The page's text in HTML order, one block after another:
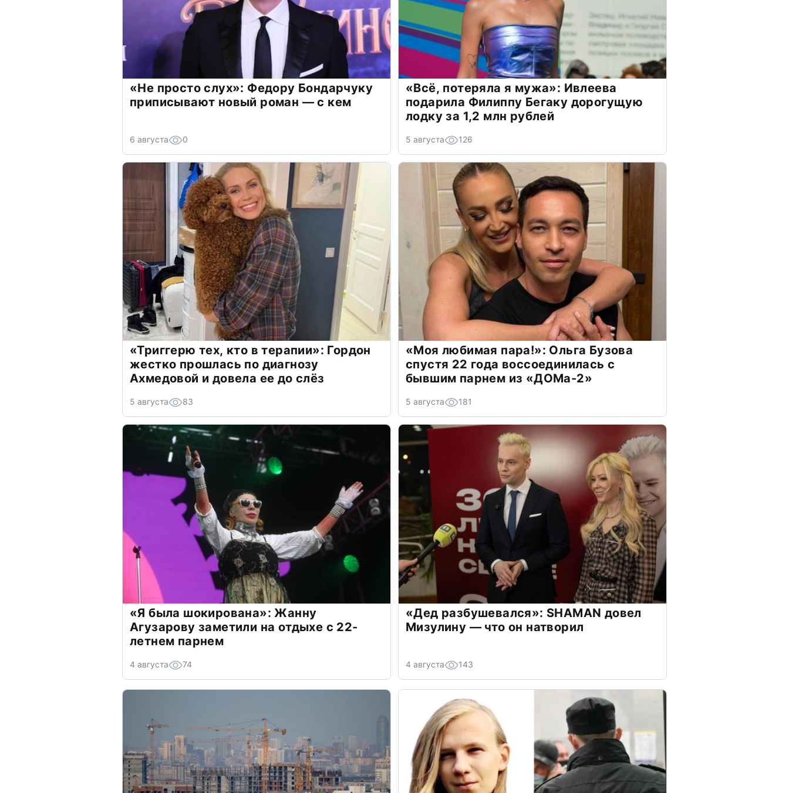
«Не просто слух»: Федору Бондарчуку
приписывают новый роман — с кем
6 августа 0
«Всё, потеряла я мужа»: Ивлеева
подарила Филиппу Бегаку дорогущую
лодку за 1,2 млн рублей
5 августа 126
«Триггерю тех, кто в терапии»: Гордон
жестко прошлась по диагнозу
Ахмедовой и довела ее до слёз
5 августа 83
«Моя любимая пара!»: Ольга Бузова
спустя 22 года воссоединилась с
бывшим парнем из «ДОМа-2»
5 августа 181
«Я была шокирована»: Жанну
Агузарову заметили на отдыхе с 22-
летнем парнем
4 августа 74
«Дед разбушевался»: SHAMAN довел
Мизулину — что он натворил
4 августа 143